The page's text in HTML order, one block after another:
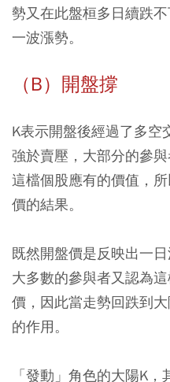
勢又在此盤桓多日續跌
一波漲勢。
（B）開盤撐
K表示開盤後經過了多空
強於賣壓，大部分的參
這檔個股應有的價值，
價的結果。
既然開盤價是反映出一
大多數的參與者又認為
價，因此當走勢回跌到
的作用。
「發動」角色的大陽K